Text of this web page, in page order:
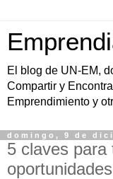
El blog de UN-EM,
Compartir y
Emprendimiento y
domingo, 9 de
5 claves para
oportunidades